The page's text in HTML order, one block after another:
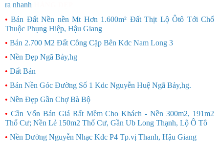
ra nhanh
•Bán Đất Nền nền Mt Hơn 1.600m² Đất Thịt Lộ Ôtô Tới Chổ
Thuộc Phụng Hiệp, Hậu Giang
• Bán 2.700 M2 Đất Công Cặp Bên Kdc Nam Long 3
• Nền Đẹp Ngã Bảy,hg
• Đất Bán
• Bán Nền Góc Đường Số 1 Kdc Nguyễn Huệ Ngã Bảy,hg.
• Nền Đẹp Gần Chợ Bà Bộ
• Cần Vốn Bán Giá Rất Mềm Cho Khách - Nền 300m2, 191m2
Thổ Cư; Nền Lẻ 150m2 Thổ Cư, Gần Ub Long Thạnh, Lộ Ô Tô
• Nền Đường Nguyễn Nhạc Kdc P4 Tp.vị Thanh, Hậu Giang